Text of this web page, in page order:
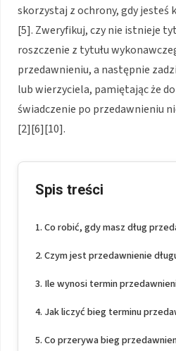
skorzystaj z ochrony, gdy
[5]. Zweryfikuj, czy nie istnieje
roszczenie z tytułu
przedawnieniu, a następnie
lub wierzyciela, pamiętając że
świadczenie po przedawnieniu
[2][6][10].
Spis treści
Co robić, gdy masz dług
Czym jest przedawnienie
Ile wynosi termin
Jak liczyć bieg terminu
Co przerywa bieg